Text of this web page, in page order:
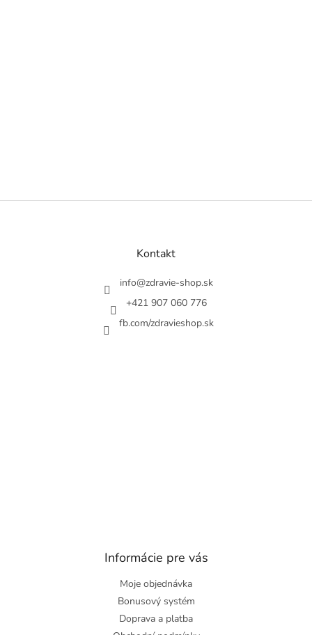
Z
Kontakt
info@zdravie-shop.sk
+421 907 060 776
fb.com/zdravieshop.sk
Informácie pre vás
Moje objednávka
Bonusový systém
Doprava a platba